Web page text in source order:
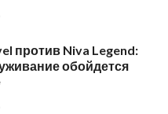
против Niva Legend:
обойдется